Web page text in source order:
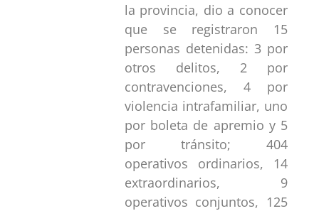
la provincia, dio a conocer
que se registraron 15
personas detenidas: 3 por
otros delitos, 2 por
contravenciones, 4 por
violencia intrafamiliar, uno
por boleta de apremio y 5
por tránsito; 404
operativos ordinarios, 14
extraordinarios, 9
operativos conjuntos, 125